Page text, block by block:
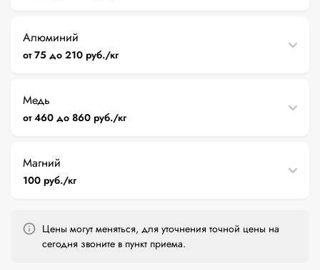
Алюминий
от 75 до 210 руб./кг
Медь
от 460 до 860 руб./кг
Магний
100 руб./кг
Цены могут меняться, для уточнения точной цены на
сегодня звоните в пункт приема.